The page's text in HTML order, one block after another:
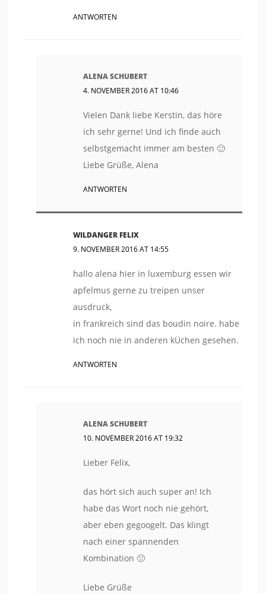
ANTWORTEN
ALENA SCHUBERT
4. NOVEMBER 2016 AT 10:46
Vielen Dank liebe Kerstin, das höre
ich sehr gerne! Und ich finde auch
selbstgemacht immer am besten 🙂
Liebe Grüße, Alena
ANTWORTEN
WILDANGER FELIX
9. NOVEMBER 2016 AT 14:55
hallo alena hier in luxemburg essen wir
apfelmus gerne zu treipen unser
ausdruck,
in frankreich sind das boudin noire. habe
ich noch nie in anderen kÜchen gesehen.
ANTWORTEN
ALENA SCHUBERT
10. NOVEMBER 2016 AT 19:32
Lieber Felix,
das hört sich auch super an! Ich
habe das Wort noch nie gehört,
aber eben gegoogelt. Das klingt
nach einer spannenden
Kombination 🙂
Liebe Grüße